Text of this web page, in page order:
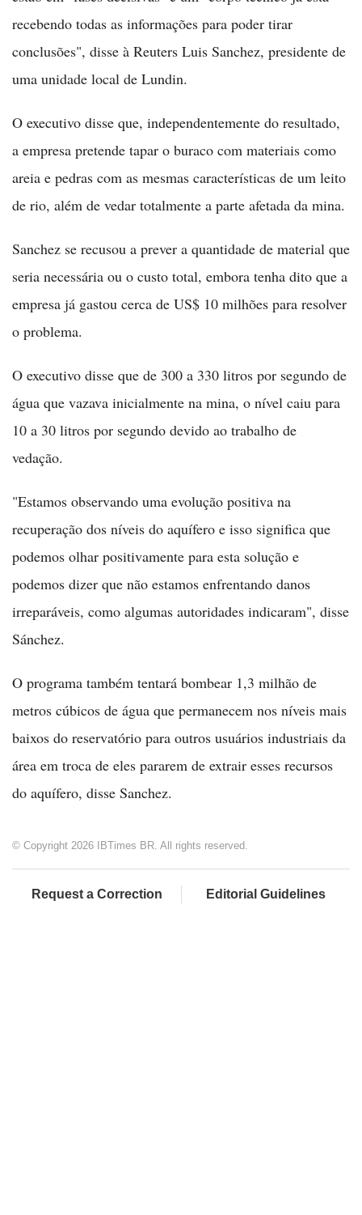
recebendo todas as informações para poder tirar
conclusões", disse à Reuters Luis Sanchez, presidente de
uma unidade local de Lundin.
O executivo disse que, independentemente do resultado,
a empresa pretende tapar o buraco com materiais como
areia e pedras com as mesmas características de um leito
de rio, além de vedar totalmente a parte afetada da mina.
Sanchez se recusou a prever a quantidade de material que
seria necessária ou o custo total, embora tenha dito que a
empresa já gastou cerca de US$ 10 milhões para resolver
o problema.
O executivo disse que de 300 a 330 litros por segundo de
água que vazava inicialmente na mina, o nível caiu para
10 a 30 litros por segundo devido ao trabalho de
vedação.
"Estamos observando uma evolução positiva na
recuperação dos níveis do aquífero e isso significa que
podemos olhar positivamente para esta solução e
podemos dizer que não estamos enfrentando danos
irreparáveis, como algumas autoridades indicaram", disse
Sánchez.
O programa também tentará bombear 1,3 milhão de
metros cúbicos de água que permanecem nos níveis mais
baixos do reservatório para outros usuários industriais da
área em troca de eles pararem de extrair esses recursos
do aquífero, disse Sanchez.
© Copyright 2026 IBTimes BR. All rights reserved.
Request a Correction Editorial Guidelines